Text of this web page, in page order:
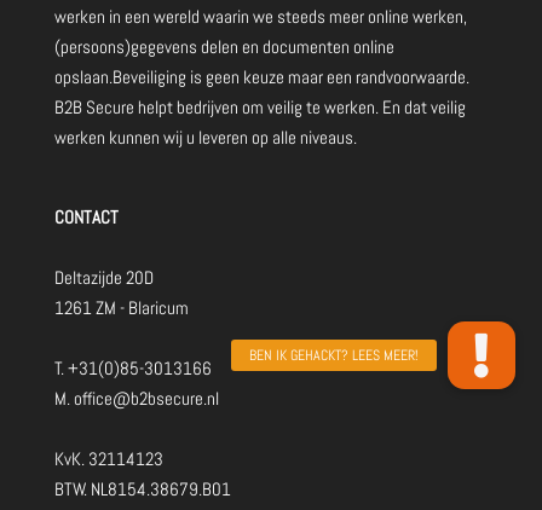
werken in een wereld waarin we steeds meer online werken,
(persoons)gegevens delen en documenten online
opslaan.Beveiliging is geen keuze maar een randvoorwaarde.
B2B Secure helpt bedrijven om veilig te werken. En dat veilig
werken kunnen wij u leveren op alle niveaus.
CONTACT
Deltazijde 20D
1261 ZM - Blaricum
T.+31(0)85-3013166
M. office@b2bsecure.nl
KvK. 32114123
BTW. NL8154.38679.B01